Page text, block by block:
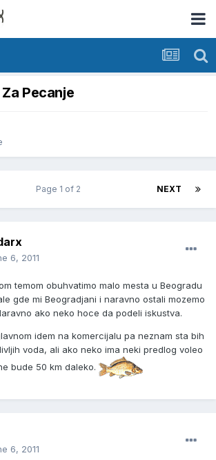
Pecanje
NEXT
Page 1 of 2
6, 2011
temom obuhvatimo malo mesta u Beogradu
gde mi Beogradjani i naravno ostali mozemo
ako neko hoce da podeli iskustva.
idem na komercijalu pa neznam sta bih
voda, ali ako neko ima neki predlog voleo
bude 50 km daleko.
6, 2011